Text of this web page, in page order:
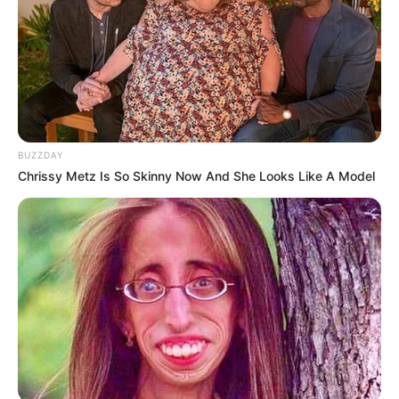
Tantangan Satu Malam(GTV), sebagai presenter
Pagi Pagi Pasti Happy(Trans TV), sebagai presenter
Katakan Putus (Trans TV), sebagai presenter
The New Eat Bulaga! Indonesia(ANTV | 2014-2016)
Indonesia’s Got Talent(SCTV | 2014), sebagai presenter
Super Trap
Siaran Langsung Piala Eropa 2012(RCTI | 2012), sebagai
presenter
Siaran Langsung Liga Inggris 2011(MNCTV | 2011), sebagai
presenter
Siaran Langsung Liga Inggris 2010(MNCTV | 2010), sebagai
presenter
Siaran Langsung Piala Dunia 2010(RCTI | 2010), sebagai
presenter
BUZZDAY
Chrissy Metz Is So Skinny Now And She Looks Like A Model